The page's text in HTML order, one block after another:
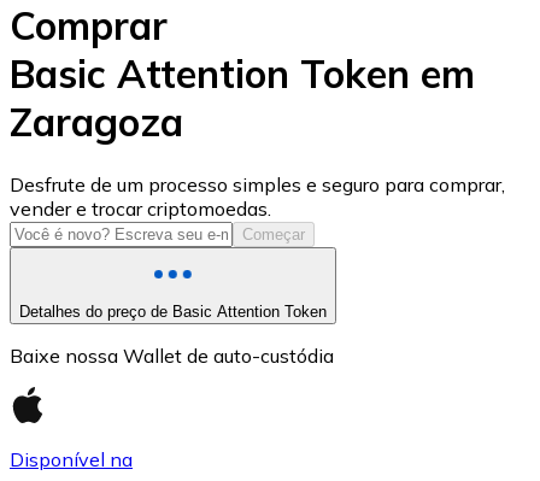
USD Coin
USDC
Comprar
Basic Attention Token em
Zaragoza
Desfrute de um processo simples e seguro para comprar,
vender e trocar criptomoedas.
Começar
Detalhes do preço de Basic Attention Token
Baixe nossa Wallet de auto-custódia
Disponível na